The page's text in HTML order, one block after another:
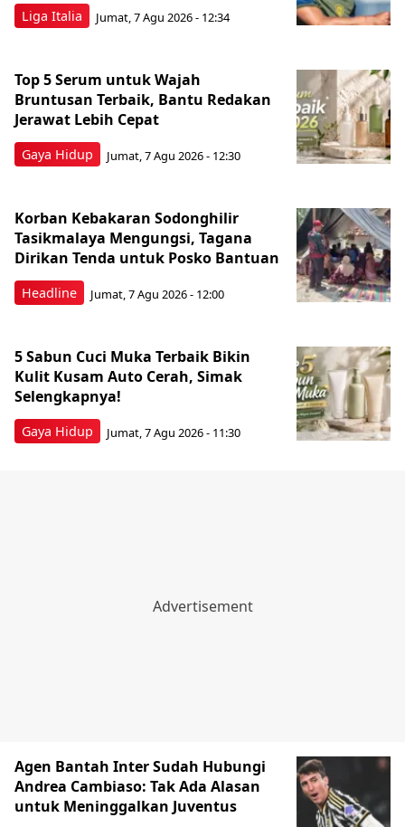
Liga Italia Jumat, 7 Agu 2026 - 12:34
Gaya Hidup
Top 5 Serum untuk Wajah
Bruntusan Terbaik, Bantu Redakan
Jerawat Lebih Cepat
Jumat, 7 Agu 2026 - 12:30
Headline
Korban Kebakaran Sodonghilir
Tasikmalaya Mengungsi, Tagana
Dirikan Tenda untuk Posko Bantuan
Jumat, 7 Agu 2026 - 12:00
Gaya Hidup
5 Sabun Cuci Muka Terbaik Bikin
Kulit Kusam Auto Cerah, Simak
Selengkapnya!
Jumat, 7 Agu 2026 - 11:30
Agen Bantah Inter Sudah Hubungi
Andrea Cambiaso: Tak Ada Alasan
untuk Meninggalkan Juventus